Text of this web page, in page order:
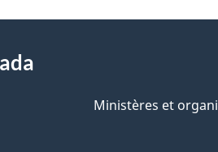
Ministères et